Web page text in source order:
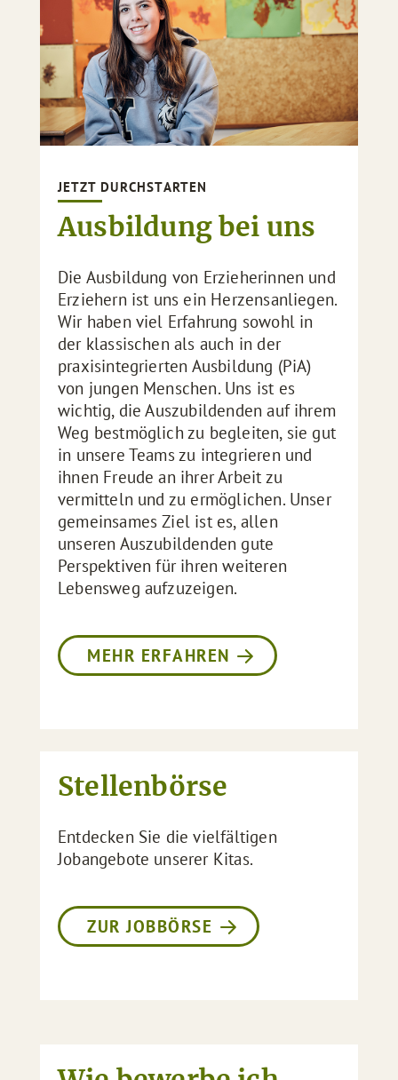
JETZT DURCHSTARTEN
Ausbildung bei uns
Die Ausbildung von Erzieherinnen und
Erziehern ist uns ein Herzensanliegen.
Wir haben viel Erfahrung sowohl in
der klassischen als auch in der
praxisintegrierten Ausbildung (PiA)
von jungen Menschen. Uns ist es
wichtig, die Auszubildenden auf ihrem
Weg bestmöglich zu begleiten, sie gut
in unsere Teams zu integrieren und
ihnen Freude an ihrer Arbeit zu
vermitteln und zu ermöglichen. Unser
gemeinsames Ziel ist es, allen
unseren Auszubildenden gute
Perspektiven für ihren weiteren
Lebensweg aufzuzeigen.
MEHR ERFAHREN
Stellenbörse
Entdecken Sie die vielfältigen
Jobangebote unserer Kitas.
ZUR JOBBÖRSE